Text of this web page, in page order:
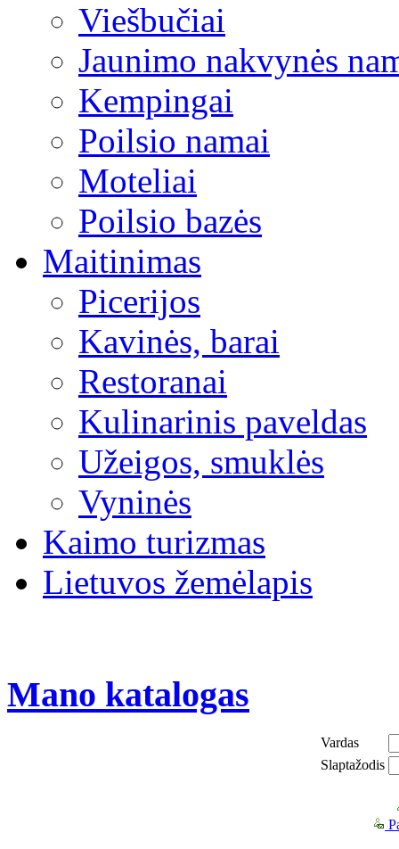
Viešbučiai
Jaunimo nakvynės
Kempingai
Poilsio namai
Moteliai
Poilsio bazės
Maitinimas
Picerijos
Kavinės, barai
Restoranai
Kulinarinis paveldas
Užeigos, smuklės
Vyninės
Kaimo turizmas
Lietuvos žemėlapis
Mano katalogas
Vardas
Slaptažodis